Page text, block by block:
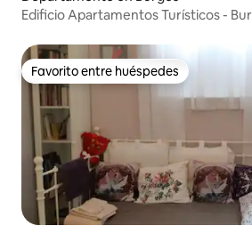
Edificio Apartamentos Turísticos -
Favorito entre huéspedes
Favorito entre huéspedes